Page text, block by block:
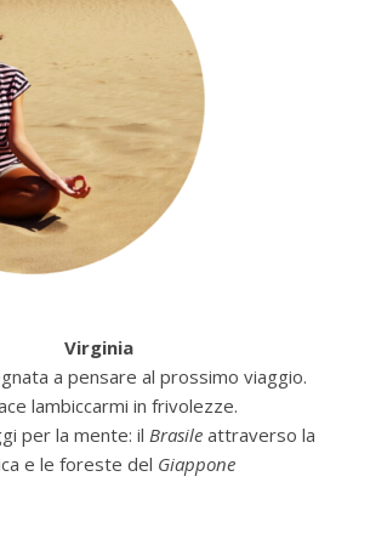
Virginia
a pensare al prossimo viaggio.
lambiccarmi in frivolezze.
per la mente: il Brasile attraverso la
e le foreste del Giappone